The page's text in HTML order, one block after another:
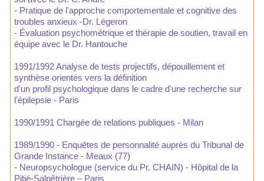
- Pratique de l'approche comportementale et cognitive des
troubles anxieux -Dr. Légeron
- Évaluation psychométrique et thérapie de soutien, travail en
équipe avec le Dr. Hantouche
1991/1992 Analyse de tests projectifs, dépouillement et
synthèse orientés vers la définition
d'un profil psychologique dans le cadre d'une recherche sur
l'épilepsie - Paris
1990/1991 Chargée de relations publiques - Milan
1989/1990 - Enquêtes de personnalité auprès du Tribunal de
Grande Instance - Meaux (77)
- Neuropsychologue (service du Pr. CHAIN) - Hôpital de la
Pitié-Salpêtrière – Paris